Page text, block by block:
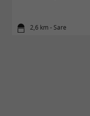
2,6 km - Sare